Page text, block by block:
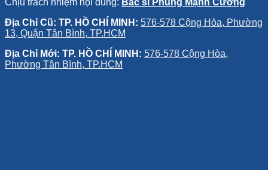
Địa Chỉ Cũ: TP. HỒ CHÍ MINH: 576-578 Cộng Hòa, Phường
13, Quận Tân Bình, TP.HCM
Địa Chỉ Mới: TP. HỒ CHÍ MINH: 576-578 Cộng Hòa,
Phường Tân Bình, TP.HCM